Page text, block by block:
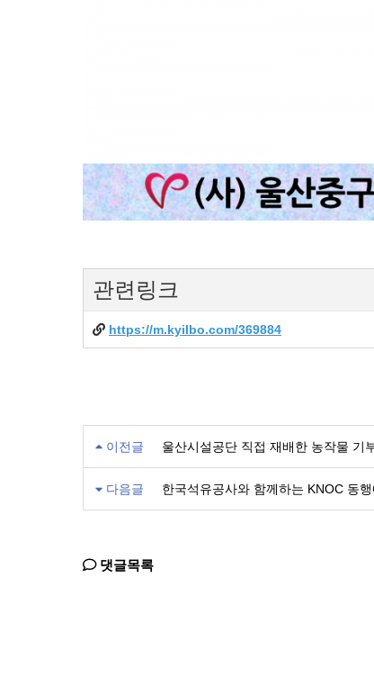
관련링크
https://m.kyilbo.com/369884
이전글 울산시설공단 직접 재배한 농작물 기
다음글 한국석유공사와 함께하는 KNOC 동
댓글목록